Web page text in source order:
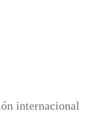
internacional